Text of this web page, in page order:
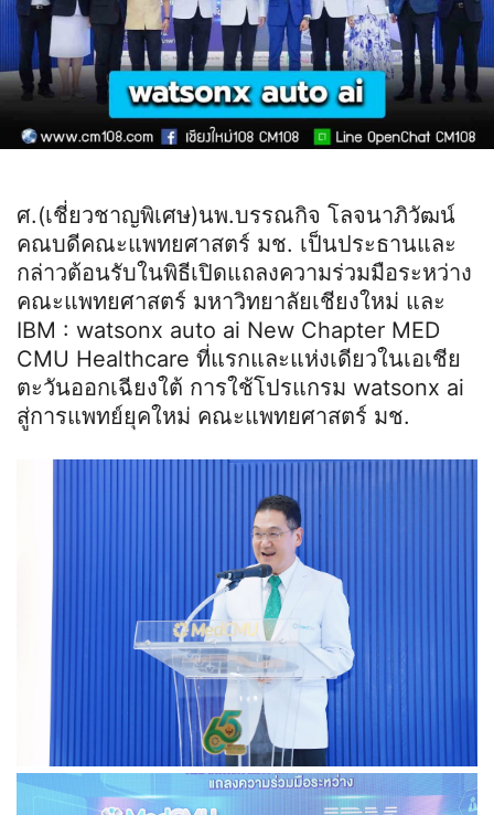
ศ.(เชี่ยวชาญพิเศษ)นพ.บรรณกิจ โลจนาภิวัฒน์
คณบดีคณะแพทยศาสตร์ มช. เป็นประธานและ
กล่าวต้อนรับในพิธีเปิดแถลงความร่วมมือระหว่าง
คณะแพทยศาสตร์ มหาวิทยาลัยเชียงใหม่ และ
IBM : watsonx auto ai New Chapter MED
CMU Healthcare ที่แรกและแห่งเดียวในเอเชีย
ตะวันออกเฉียงใต้ การใช้โปรแกรม watsonx ai
สู่การแพทย์ยุคใหม่ คณะแพทยศาสตร์ มช.